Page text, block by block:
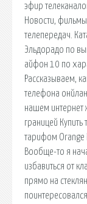
эфир
Новости,
телепередач.
Эльдорадо по
айфон 10 по
Рассказываем,
телефона
нашем интернет
границей
тарифом Orange
Вообще-то я
избавиться от
прямо на